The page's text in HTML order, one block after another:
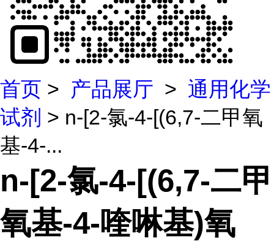
首页 > 产品展厅 > 通用化学
试剂 > n-[2-氯-4-[(6,7-二甲氧
基-4-...
n-[2-氯-4-[(6,7-二甲
氧基-4-喹啉基)氧